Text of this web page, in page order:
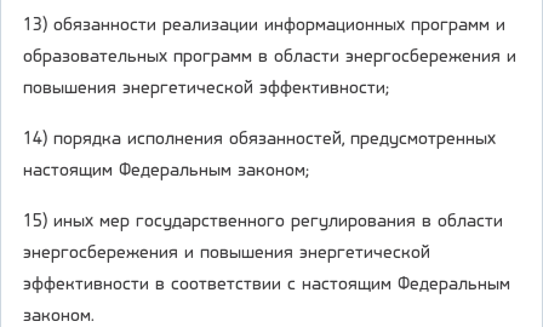
13) обязанности реализации информационных программ и
образовательных программ в области энергосбережения и
повышения энергетической эффективности;
14) порядка исполнения обязанностей, предусмотренных
настоящим Федеральным законом;
15) иных мер государственного регулирования в области
энергосбережения и повышения энергетической
эффективности в соответствии с настоящим Федеральным
законом.